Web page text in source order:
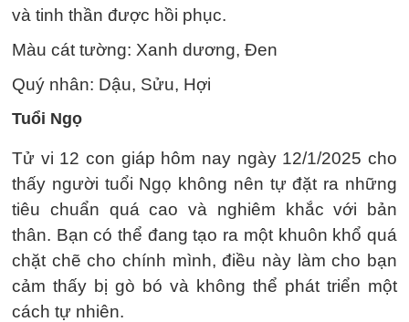
và tinh thần được hồi phục.
Màu cát tường: Xanh dương, Đen
Quý nhân: Dậu, Sửu, Hợi
Tuổi Ngọ
Tử vi 12 con giáp hôm nay ngày 12/1/2025 cho
thấy người tuổi Ngọ không nên tự đặt ra những
tiêu chuẩn quá cao và nghiêm khắc với bản
thân. Bạn có thể đang tạo ra một khuôn khổ quá
chặt chẽ cho chính mình, điều này làm cho bạn
cảm thấy bị gò bó và không thể phát triển một
cách tự nhiên.